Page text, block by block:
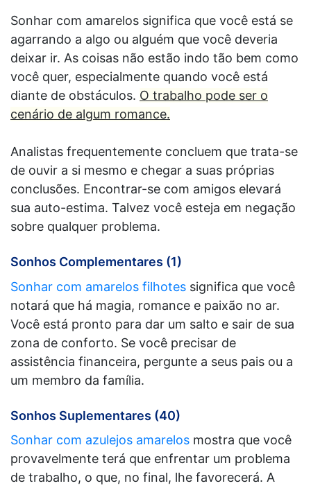
Sonhar com amarelos significa que você está se
agarrando a algo ou alguém que você deveria
deixar ir. As coisas não estão indo tão bem como
você quer, especialmente quando você está
diante de obstáculos. O trabalho pode ser o
cenário de algum romance.
Analistas frequentemente concluem que trata-se
de ouvir a si mesmo e chegar a suas próprias
conclusões. Encontrar-se com amigos elevará
sua auto-estima. Talvez você esteja em negação
sobre qualquer problema.
Sonhos Complementares (1)
Sonhar com amarelos filhotes significa que você
notará que há magia, romance e paixão no ar.
Você está pronto para dar um salto e sair de sua
zona de conforto. Se você precisar de
assistência financeira, pergunte a seus pais ou a
um membro da família.
Sonhos Suplementares (40)
Sonhar com azulejos amarelos mostra que você
provavelmente terá que enfrentar um problema
de trabalho, o que, no final, lhe favorecerá. A